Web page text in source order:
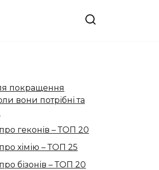
покращення
вони потрібні та
геконів – ТОП 20
хімію – ТОП 25
бізонів – ТОП 20